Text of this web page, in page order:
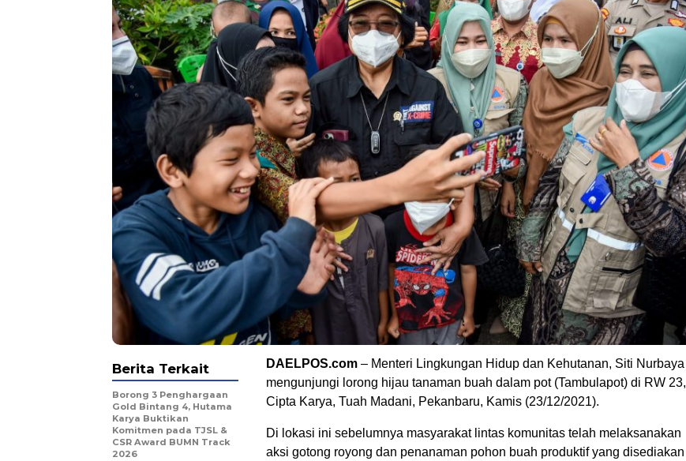
DAELPOS.com – Menteri Lingkungan Hidup dan Kehutanan, Siti Nurbaya
mengunjungi lorong hijau tanaman buah dalam pot (Tambulapot) di RW 23,
Cipta Karya, Tuah Madani, Pekanbaru, Kamis (23/12/2021).
Di lokasi ini sebelumnya masyarakat lintas komunitas telah melaksanakan
aksi gotong royong dan penanaman pohon buah produktif yang disediakan
Berita Terkait
Borong 3 Penghargaan
Gold Bintang 4, Hutama
Karya Buktikan
Komitmen pada TJSL &
CSR Award BUMN Track
2026